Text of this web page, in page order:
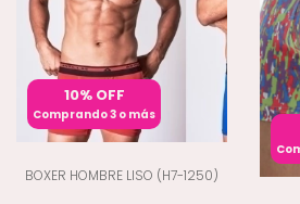
10% OFF
Comprando 3 o más
BOXER HOMBRE LISO (H7-1250)